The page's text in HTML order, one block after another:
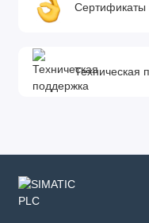
Сертификаты
Техническая